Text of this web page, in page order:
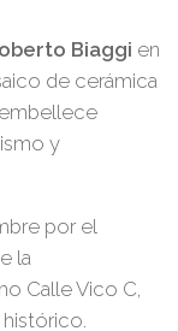
Biaggi en
de cerámica
y
por el
la
Calle Vico C,
histórico.